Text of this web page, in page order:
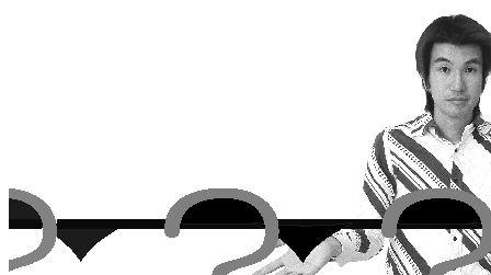
ッ
プ